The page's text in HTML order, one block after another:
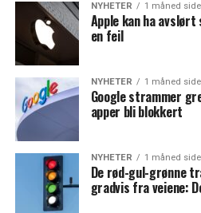
NYHETER 1 måned
Apple kan ha
en feil
NYHETER 1 måned
Google strammer
apper bli blokkert
NYHETER 1 måned
De rød-gul-grønne
gradvis fra veiene: